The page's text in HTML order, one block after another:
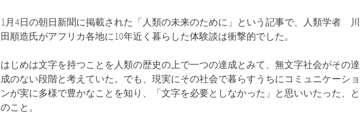
1月4日の朝日新聞に掲載された「人類の未来のために」という記事で、人類学者 川
田順造氏がアフリカ各地に10年近く暮らした体験談は衝撃的でした。
はじめは文字を持つことを人類の歴史の上で一つの達成とみて、無文字社会がその達
成のない段階と考えていた。でも、現実にその社会で暮らすうちにコミュニケーショ
ンが実に多様で豊かなことを知り、「文字を必要としなかった」と思いいたった、と
のこと。